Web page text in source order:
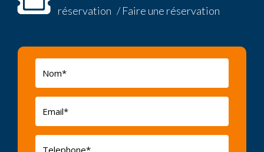
réservation / Faire une réservation